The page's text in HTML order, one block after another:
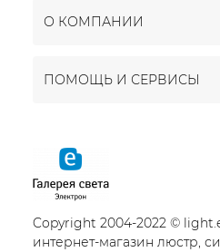
О КОМПАНИИ
ПОМОЩЬ И СЕРВИСЫ
Copyright 2004-2022 ©
интернет-магазин люстр,